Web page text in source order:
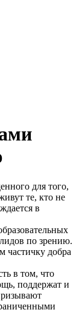
для того,
те, кто не
в
по зрению.
частичку добра
в том, что
поддержат и